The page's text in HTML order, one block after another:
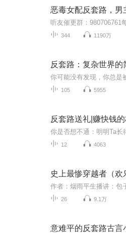
恶毒女配反套路，男
344 1190万
反套路：复杂世界的
105 5955
反套路送礼|赚快钱
12 4063
史上最惨穿越者（欢
26 9.1万
意难平的反套路古言